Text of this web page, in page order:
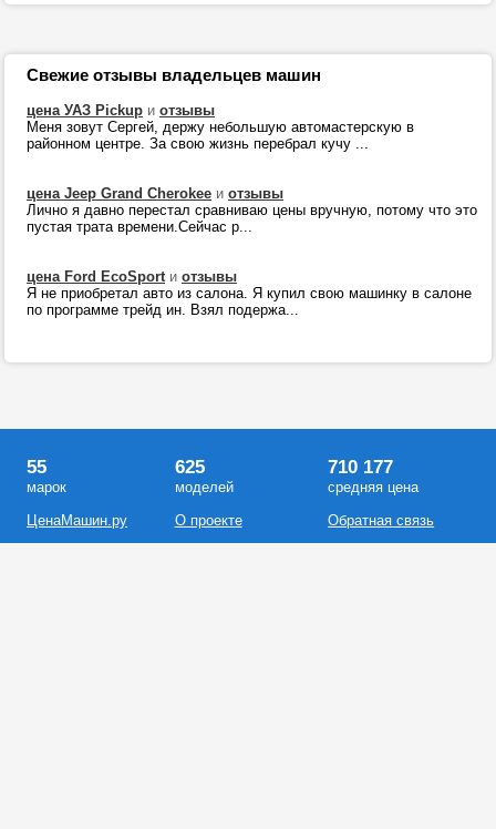
Свежие отзывы владельцев машин
цена УАЗ Pickup и отзывы
Меня зовут Сергей, держу небольшую автомастерскую в
районном центре. За свою жизнь перебрал кучу ...
цена Jeep Grand Cherokee и отзывы
Лично я давно перестал сравниваю цены вручную, потому что это
пустая трата времени.Сейчас р...
цена Ford EcoSportи отзывы
Я не приобретал авто из салона. Я купил свою машинку в салоне
по программе трейд ин. Взял подержа...
55
марок
ЦенаМашин.ру
625
моделей
О проекте
710 177
средняя цена
Обратная связь